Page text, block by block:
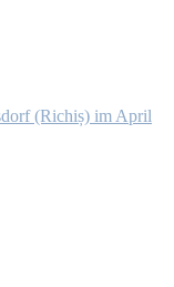
(Ri­chiș) im April